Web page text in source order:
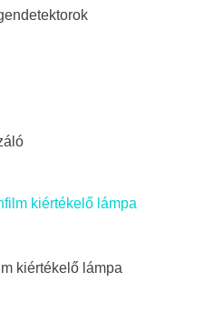
kiértékelő lámpa